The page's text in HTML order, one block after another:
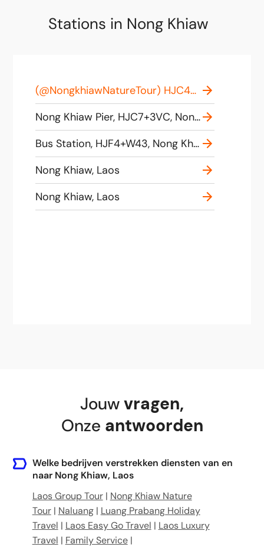
Stations in Nong Khiaw
(@NongkhiawNatureTour) HJC4+8X7 Nong Khiaw, Laos
Nong Khiaw Pier, HJC7+3VC, Nong Khiaw, Laos
Bus Station, HJF4+W43, Nong Khiaw, Laos
Nong Khiaw, Laos
Nong Khiaw, Laos
Jouwvragen,
Onze antwoorden
Welke bedrijven verstrekken diensten van en
naar Nong Khiaw, Laos
Laos Group Tour| Nong Khiaw Nature
Tour| Naluang| Luang Prabang Holiday
Travel | Laos Easy Go Travel | Laos Luxury
Travel | Family Service|